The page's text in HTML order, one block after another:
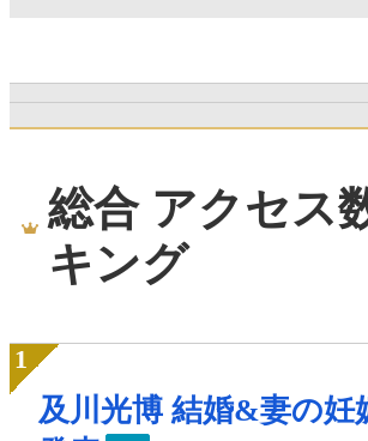
総合 アクセス
キング
及川光博 結婚&妻の妊